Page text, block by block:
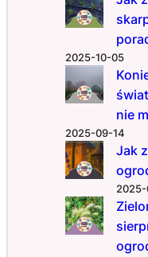
c
u
2025-10-05
nie
2025-09-14
Jak